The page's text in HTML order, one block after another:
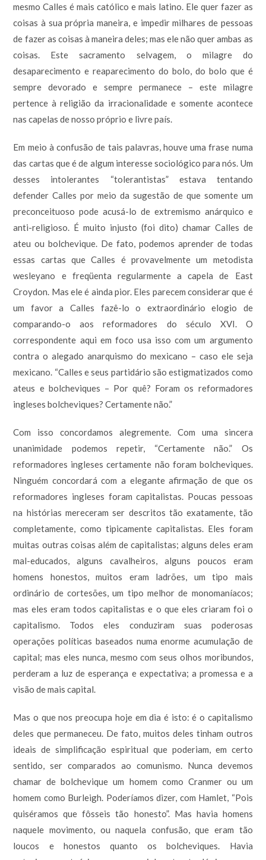
mesmo Calles é mais católico e mais latino. Ele quer fazer as
coisas à sua própria maneira, e impedir milhares de pessoas
de fazer as coisas à maneira deles; mas ele não quer ambas as
coisas. Este sacramento selvagem, o milagre do
desaparecimento e reaparecimento do bolo, do bolo que é
sempre devorado e sempre permanece – este milagre
pertence à religião da irracionalidade e somente acontece
nas capelas de nosso próprio e livre país.
Em meio à confusão de tais palavras, houve uma frase numa
das cartas que é de algum interesse sociológico para nós. Um
desses intolerantes “tolerantistas” estava tentando
defender Calles por meio da sugestão de que somente um
preconceituoso pode acusá-lo de extremismo anárquico e
anti-religioso. É muito injusto (foi dito) chamar Calles de
ateu ou bolchevique. De fato, podemos aprender de todas
essas cartas que Calles é provavelmente um metodista
wesleyano e freqüenta regularmente a capela de East
Croydon. Mas ele é ainda pior. Eles parecem considerar que é
um favor a Calles fazê-lo o extraordinário elogio de
comparando-o aos reformadores do século XVI. O
correspondente aqui em foco usa isso com um argumento
contra o alegado anarquismo do mexicano – caso ele seja
mexicano. “Calles e seus partidário são estigmatizados como
ateus e bolcheviques – Por quê? Foram os reformadores
ingleses bolcheviques? Certamente não.”
Com isso concordamos alegremente. Com uma sincera
unanimidade podemos repetir, “Certamente não.” Os
reformadores ingleses certamente não foram bolcheviques.
Ninguém concordará com a elegante afirmação de que os
reformadores ingleses foram capitalistas. Poucas pessoas
na histórias mereceram ser descritos tão exatamente, tão
completamente, como tipicamente capitalistas. Eles foram
muitas outras coisas além de capitalistas; alguns deles eram
mal-educados, alguns cavalheiros, alguns poucos eram
homens honestos, muitos eram ladrões, um tipo mais
ordinário de cortesões, um tipo melhor de monomaníacos;
mas eles eram todos capitalistas e o que eles criaram foi o
capitalismo. Todos eles conduziram suas poderosas
operações políticas baseados numa enorme acumulação de
capital; mas eles nunca, mesmo com seus olhos moribundos,
perderam a luz de esperança e expectativa; a promessa e a
visão de mais capital.
Mas o que nos preocupa hoje em dia é isto: é o capitalismo
deles que permaneceu. De fato, muitos deles tinham outros
ideais de simplificação espiritual que poderiam, em certo
sentido, ser comparados ao comunismo. Nunca devemos
chamar de bolchevique um homem como Cranmer ou um
homem como Burleigh. Poderíamos dizer, com Hamlet, “Pois
quiséramos que fôsseis tão honesto”. Mas havia homens
naquele movimento, ou naquela confusão, que eram tão
loucos e honestos quanto os bolcheviques. Havia